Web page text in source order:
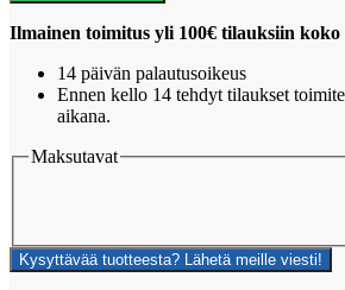
Ilmainen toimitus yli 100€ tilauksiin koko
14 päivän palautusoikeus
Ennen kello 14 tehdyt tilaukset
aikana.
Maksutavat
Kysyttävää tuotteesta? Lähetä meille viesti!